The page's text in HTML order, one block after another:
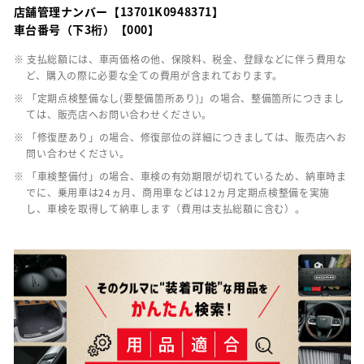
店舗管理ナンバー【13701K0948371】
車台番号（下3桁）【000】
※ 支払総額には、車両価格の他、保険料、税金、登録などに伴う費用な
ど、購入の際に必要な全ての費用が含まれております。
※ 「定期点検整備なし(要整備箇所あり)」の場合、整備箇所につきまし
ては、販売店へお問い合わせください。
※ 「修復歴あり」の場合、修復部位の詳細につきましては、販売店へお
問い合わせください。
※ 「車検整備付」の場合、車検の有効期限が切れているため、納車時ま
でに、乗用車は24ヵ月、商用車などは12ヵ月定期点検整備を実施
し、車検を取得して納車します（費用は支払総額に含む）。